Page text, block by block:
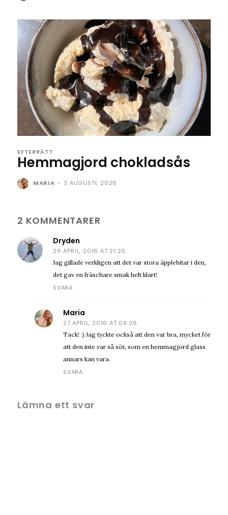
EFTERRÄTT
Hemmagjord chokladsås
MARIA - 3 AUGUSTI, 2026
2 KOMMENTARER
Dryden
26 APRIL, 2016 AT 21:25
Jag gillade verkligen att det var stora äpplebitar i den,
det gav en fräschare smak helt klart!
SVARA
Maria
27 APRIL, 2016 AT 09:26
Tack! :) Jag tyckte också att den var bra, mycket för
att den inte var så söt, som en hemmagjord glass
annars kan vara.
SVARA
Lämna ett svar